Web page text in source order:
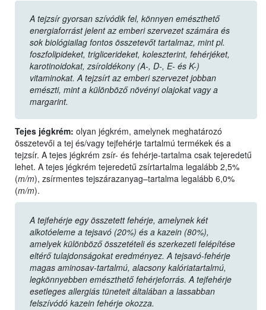
A tejzsír gyorsan szívódik fel, könnyen emészthető
energiaforrást jelent az emberi szervezet számára és
sok biológiailag fontos összetevőt tartalmaz, mint pl.
foszfolipideket, triglicerideket, koleszterint, fehérjéket,
karotinoidokat, zsíroldékony (A-, D-, E- és K-)
vitaminokat. A tejzsírt az emberi szervezet jobban
emészti, mint a különböző növényi olajokat vagy a
margarint.
Tejes jégkrém: olyan jégkrém, amelynek meghatározó
összetevői a tej és/vagy tejfehérje tartalmú termékek és a
tejzsír. A tejes jégkrém zsír- és fehérje-tartalma csak tejeredetű
lehet. A tejes jégkrém tejeredetű zsírtartalma legalább 2,5%
(m/m), zsírmentes tejszárazanyag–tartalma legalább 6,0%
(m/m).
A tejfehérje egy összetett fehérje, amelynek két
alkotóeleme a tejsavó (20%) és a kazein (80%),
amelyek különböző összetételi és szerkezeti felépítése
eltérő tulajdonságokat eredményez. A tejsavó-fehérje
magas aminosav-tartalmú, alacsony kalóriatartalmú,
legkönnyebben emészthető fehérjeforrás. A tejfehérje
esetleges allergiás tüneteit általában a lassabban
felszívódó kazein fehérje okozza.